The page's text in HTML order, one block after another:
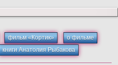
фильм «Кортик»
о фильме
книги Анатолия Рыбакова